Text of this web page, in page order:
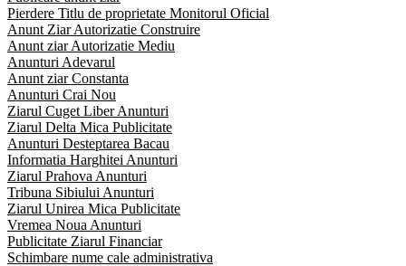
Pierdere Titlu de proprietate Monitorul Oficial
Anunt Ziar Autorizatie Construire
Anunt ziar Autorizatie Mediu
Anunturi Adevarul
Anunt ziar Constanta
Anunturi Crai Nou
Ziarul Cuget Liber Anunturi
Ziarul Delta Mica Publicitate
Anunturi Desteptarea Bacau
Informatia Harghitei Anunturi
Ziarul Prahova Anunturi
Tribuna Sibiului Anunturi
Ziarul Unirea Mica Publicitate
Vremea Noua Anunturi
Publicitate Ziarul Financiar
Schimbare nume cale administrativa